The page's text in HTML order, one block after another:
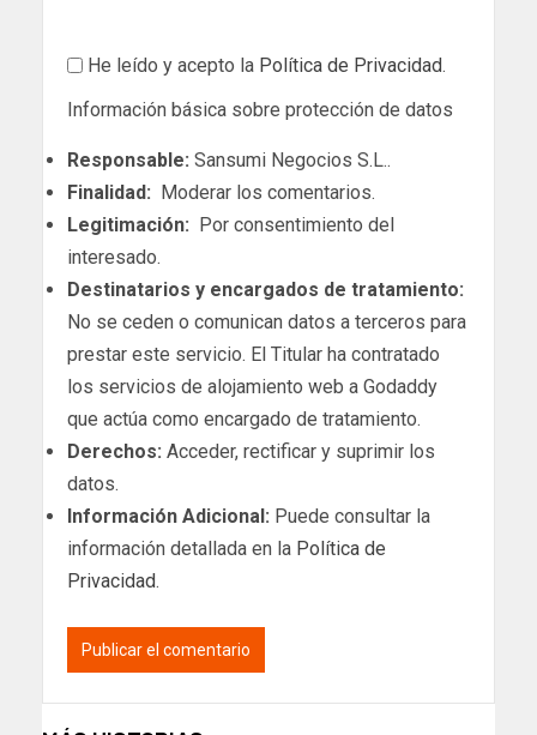
He leído y acepto la Política de Privacidad.
Información básica sobre protección de datos
Responsable: Sansumi Negocios S.L..
Finalidad: Moderar los comentarios.
Legitimación: Por consentimiento del
interesado.
Destinatarios y encargados de tratamiento:
No se ceden o comunican datos a terceros para
prestar este servicio. El Titular ha contratado
los servicios de alojamiento web a Godaddy
que actúa como encargado de tratamiento.
Derechos: Acceder, rectificar y suprimir los
datos.
Información Adicional: Puede consultar la
información detallada en la Política de
Privacidad.